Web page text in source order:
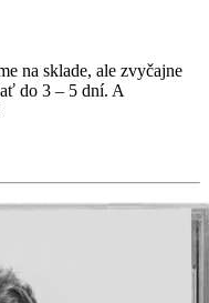
na sklade, ale zvyčajne
do 3 – 5 dní. A